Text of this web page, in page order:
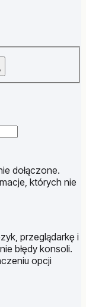
dołączone.
których nie
przeglądarkę i
błędy konsoli.
opcji